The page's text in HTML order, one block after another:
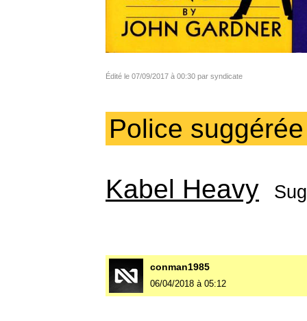
Édité le 07/09/2017 à 00:30 par syndicate
Police suggérée
Kabel Heavy
conman1985
06/04/2018 à 05:12